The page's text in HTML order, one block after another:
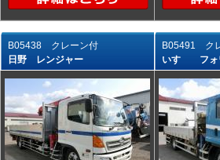
B05438 クレーン付
日野 レンジャー
B05491 ク
いすゞ フォ